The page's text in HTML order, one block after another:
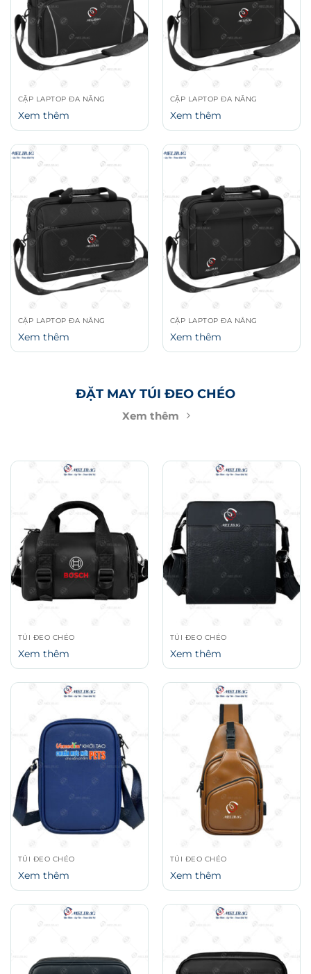
CẶP LAPTOP ĐA NĂNG
Xem thêm
CẶP LAPTOP ĐA NĂNG
Xem thêm
CẶP LAPTOP ĐA NĂNG
Xem thêm
CẶP LAPTOP ĐA NĂNG
Xem thêm
Xem thêm
Xem thêm Xem thêm
Xem thêm Xem thêm